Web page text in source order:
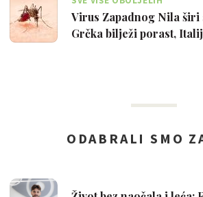
Virus Zapadnog Nila širi
Grčka bilježi porast,